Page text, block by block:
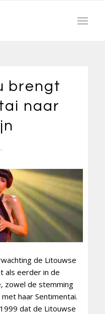
brengt
naar
de Litouwse
als eerder in de
zowel de stemming
haar Sentimentai.
dat de Litouwse